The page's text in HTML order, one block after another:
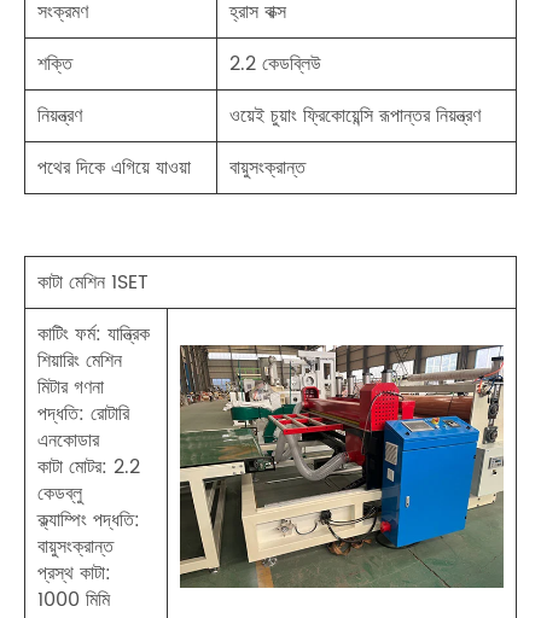
সংক্রমণ
হ্রাস বাক্স
শক্তি
2.2 কেডব্লিউ
নিয়ন্ত্রণ
ওয়েই চুয়াং ফ্রিকোয়েন্সি রূপান্তর নিয়ন্ত্রণ
পথের দিকে এগিয়ে যাওয়া
বায়ুসংক্রান্ত
কাটা মেশিন 1SET
কাটিং ফর্ম: যান্ত্রিক
শিয়ারিং মেশিন
মিটার গণনা
পদ্ধতি: রোটারি
এনকোডার
কাটা মোটর: 2.2
কেডব্লু
ক্ল্যাম্পিং পদ্ধতি:
বায়ুসংক্রান্ত
প্রস্থ কাটা:
1000 মিমি